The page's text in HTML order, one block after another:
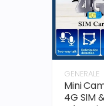
GENERALE
Mini
4G SIM